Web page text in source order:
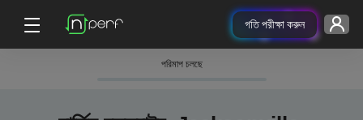
গতি পরীক্ষা করুন
পরিমাপ চলছে